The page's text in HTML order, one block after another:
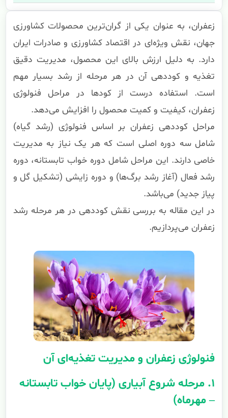
زعفران، به عنوان یکی از گران‌ترین محصولات کشاورزی
جهان، نقش ویژه‌ای در اقتصاد کشاورزی و صادرات ایران
دارد. به دلیل ارزش بالای این محصول، مدیریت دقیق
تغذیه و کوددهی آن در هر مرحله از رشد بسیار مهم
است. استفاده درست از کودها در مراحل فنولوژی
زعفران، کیفیت و کمیت محصول را افزایش می‌دهد.
مراحل کوددهی زعفران بر اساس فنولوژی (رشد گیاه)
شامل سه دوره اصلی است که هر یک نیاز به مدیریت
خاصی دارند. این مراحل شامل دوره خواب تابستانه، دوره
رشد فعال (آغاز رشد برگ‌ها) و دوره زایشی (تشکیل گل و
پیاز جدید) می‌باشد.
در این مقاله به بررسی نقش کوددهی در هر مرحله رشد
زعفران می‌پردازیم.
فنولوژی زعفران و مدیریت تغذیه‌ای آن
۱. مرحله شروع آبیاری (پایان خواب تابستانه
– مهرماه)